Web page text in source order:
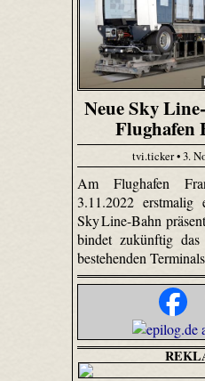
Neue Sky
tvi.ticker • 3.
Am Flughafen
3.11.2022
Sky Line-Bahn
bindet zukünftig
bestehenden